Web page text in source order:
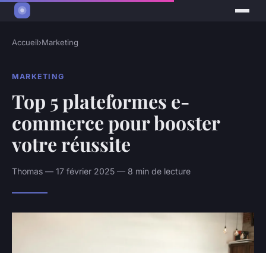
Accueil›Marketing
MARKETING
Top 5 plateformes e-
commerce pour booster
votre réussite
Thomas — 17 février 2025 — 8 min de lecture